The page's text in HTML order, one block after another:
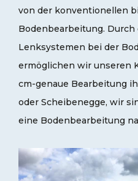
von der konventionellen
Bodenbearbeitung. Durch
Lenksystemen bei der
ermöglichen wir unseren
cm-genaue Bearbeitung
oder Scheibenegge, wir
eine Bodenbearbeitung